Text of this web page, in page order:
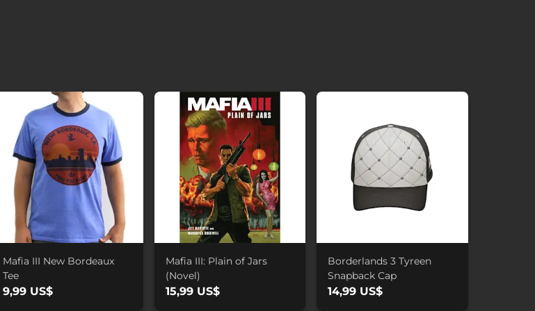
Mafia III New Bordeaux
Tee
9,99 US$
Mafia III: Plain of Jars
(Novel)
15,99 US$
Borderlands 3 Tyreen
Snapback Cap
14,99 US$